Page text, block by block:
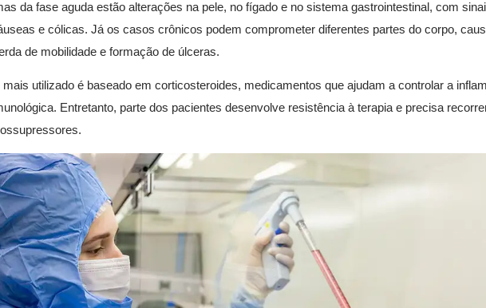
da fase aguda estão alterações na pele, no fígado e no sistema gastrointestinal, com
e cólicas. Já os casos crônicos podem comprometer diferentes partes do corpo,
de mobilidade e formação de úlceras.
utilizado é baseado em corticosteroides, medicamentos que ajudam a controlar a
Entretanto, parte dos pacientes desenvolve resistência à terapia e precisa